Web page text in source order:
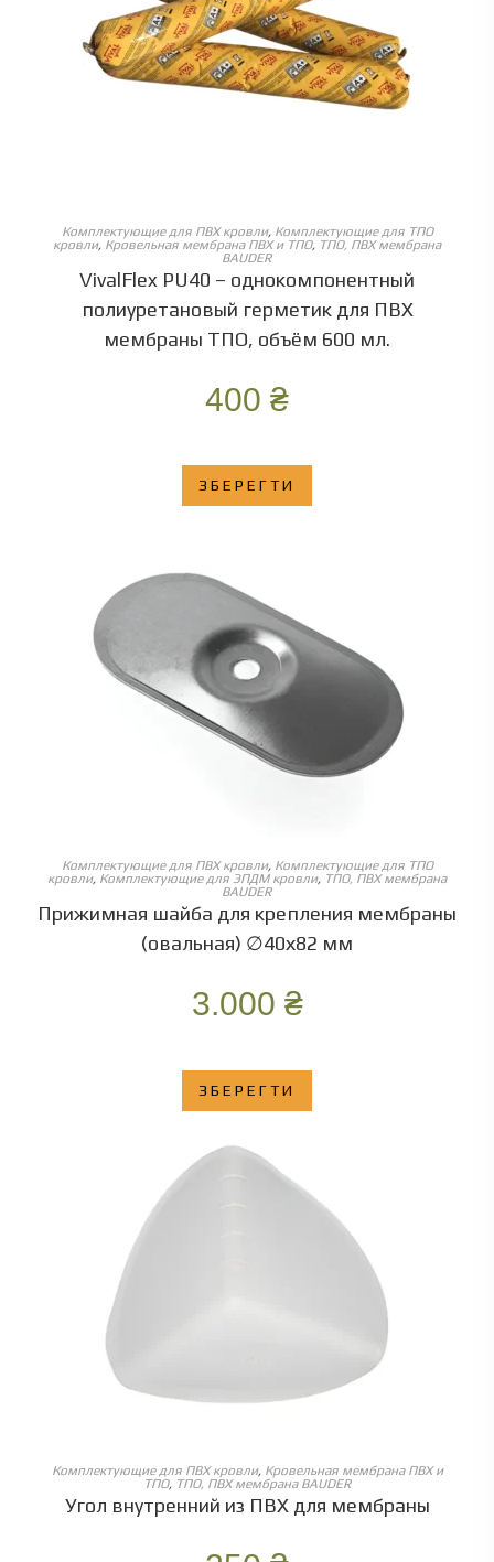
ОБЕРІТЬ ОПЦІЇ
Комплектующие для ПВХ кровли, Комплектующие для ТПО
кровли, Кровельная мембрана ПВХ и ТПО, ТПО, ПВХ мембрана
BAUDER
VivalFlex PU40 – однокомпонентный
полиуретановый герметик для ПВХ
мембраны ТПО, объём 600 мл.
400 ₴
ЗБЕРЕГТИ
ОБЕРІТЬ ОПЦІЇ
Комплектующие для ПВХ кровли, Комплектующие для ТПО
кровли, Комплектующие для ЭПДМ кровли, ТПО, ПВХ мембрана
BAUDER
Прижимная шайба для крепления мембраны
(овальная) ∅40х82 мм
3.000 ₴
ЗБЕРЕГТИ
ОБЕРІТЬ ОПЦІЇ
Комплектующие для ПВХ кровли, Кровельная мембрана ПВХ и
ТПО, ТПО, ПВХ мембрана BAUDER
Угол внутренний из ПВХ для мембраны